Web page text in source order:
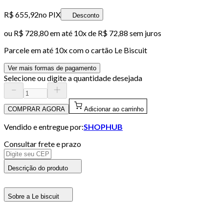
R$ 655,92no PIX Desconto
ou R$ 728,80em até 10x de R$ 72,88 sem juros
Parcele em até 10x com o cartão Le Biscuit
Ver mais formas de pagamento
Selecione ou digite a quantidade desejada
COMPRAR AGORA Adicionar ao carrinho
Vendido e entregue por:SHOPHUB
Consultar frete e prazo
Descrição do produto
Sobre a Le biscuit